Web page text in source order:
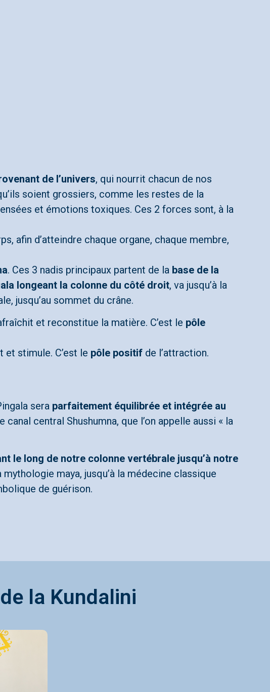
de l’univers, qui nourrit chacun de nos
soient grossiers, comme les restes de la
et émotions toxiques. Ces 2 forces sont, à la
afin d’atteindre chaque organe, chaque membre,
. Ces 3 nadis principaux partent de la base de la
longeant la colonne du côté droit, va jusqu’à la
jusqu’au sommet du crâne.
et reconstitue la matière. C’est le pôle
et stimule. C’est le pôle positif de l’attraction.
sera parfaitement équilibrée et intégrée au
central Shushumna, que l’on appelle aussi « la
le long de notre colonne vertébrale jusqu’à notre
maya, jusqu’à la médecine classique
de guérison.
la Kundalini